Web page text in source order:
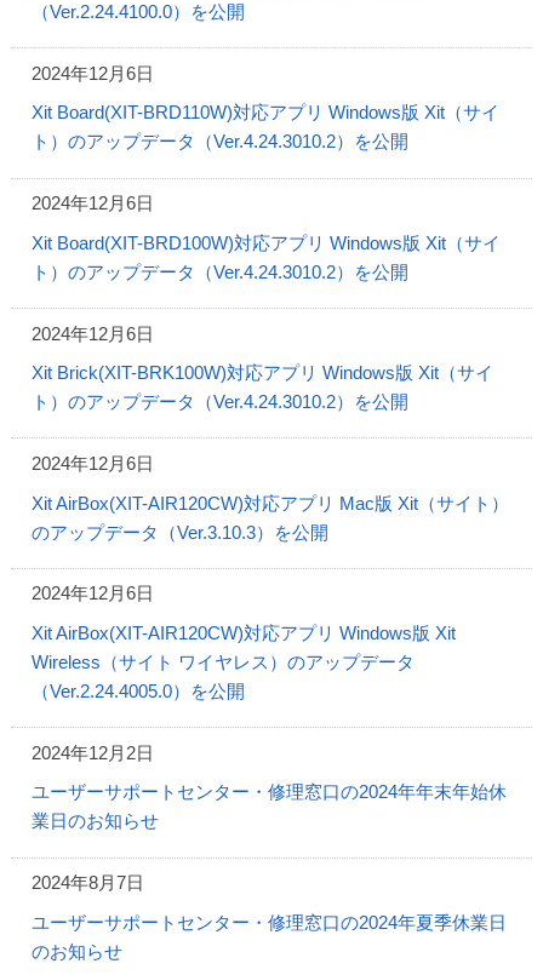
（Ver.2.24.4100.0）を公開
2024年12月6日
Xit Board(XIT-BRD110W)対応アプリ Windows版 Xit（サイ
ト）のアップデータ（Ver.4.24.3010.2）を公開
2024年12月6日
Xit Board(XIT-BRD100W)対応アプリ Windows版 Xit（サイ
ト）のアップデータ（Ver.4.24.3010.2）を公開
2024年12月6日
Xit Brick(XIT-BRK100W)対応アプリ Windows版 Xit（サイ
ト）のアップデータ（Ver.4.24.3010.2）を公開
2024年12月6日
Xit AirBox(XIT-AIR120CW)対応アプリ Mac版 Xit（サイト）
のアップデータ（Ver.3.10.3）を公開
2024年12月6日
Xit AirBox(XIT-AIR120CW)対応アプリ Windows版 Xit
Wireless（サイト ワイヤレス）のアップデータ
（Ver.2.24.4005.0）を公開
2024年12月2日
ユーザーサポートセンター・修理窓口の2024年年末年始休
業日のお知らせ
2024年8月7日
ユーザーサポートセンター・修理窓口の2024年夏季休業日
のお知らせ